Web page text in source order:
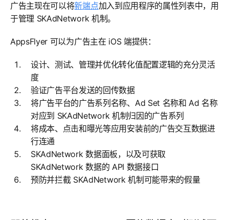
广告主现在可以将新端点加入到应用程序的属性列表中，用
于管理 SKAdNetwork 机制。
AppsFlyer 可以为广告主在 iOS 端提供：
设计、测试、管理并优化转化值配置逻辑的充分灵活
度
验证广告平台发送的回传数据
将广告平台的广告系列名称、Ad Set 名称和 Ad 名称
对应到 SKAdNetwork 机制归因的广告系列
将成本、点击和曝光等应用安装前的广告交互数据进
行连通
SKAdNetwork 数据面板，以及可获取
SKAdNetwork 数据的 API 数据接口
预防并拦截 SKAdNetwork 机制可能带来的假量